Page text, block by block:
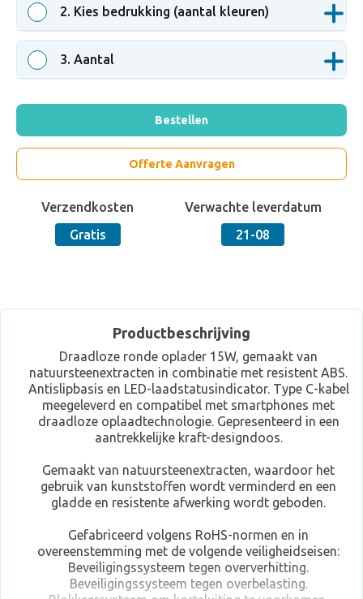
2. Kies bedrukking (aantal kleuren)
3. Aantal
Bestellen
Offerte Aanvragen
Verzendkosten
Gratis
Verwachte leverdatum
21-08
Productbeschrijving
Draadloze ronde oplader 15W, gemaakt van
natuursteenextracten in combinatie met resistent ABS.
Antislipbasis en LED-laadstatusindicator. Type C-kabel
meegeleverd en compatibel met smartphones met
draadloze oplaadtechnologie. Gepresenteerd in een
aantrekkelijke kraft-designdoos.
Gemaakt van natuursteenextracten, waardoor het
gebruik van kunststoffen wordt verminderd en een
gladde en resistente afwerking wordt geboden.
Gefabriceerd volgens RoHS-normen en in
overeenstemming met de volgende veiligheidseisen:
Beveiligingssysteem tegen oververhitting.
Beveiligingssysteem tegen overbelasting.